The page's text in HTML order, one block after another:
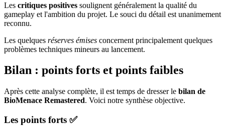
Les critiques positives soulignent généralement la qualité du
gameplay et l'ambition du projet. Le souci du détail est unanimement
reconnu.
Les quelques réserves émises concernent principalement quelques
problèmes techniques mineurs au lancement.
Bilan : points forts et points faibles
Après cette analyse complète, il est temps de dresser le bilan de
BioMenace Remastered. Voici notre synthèse objective.
Les points forts ✅